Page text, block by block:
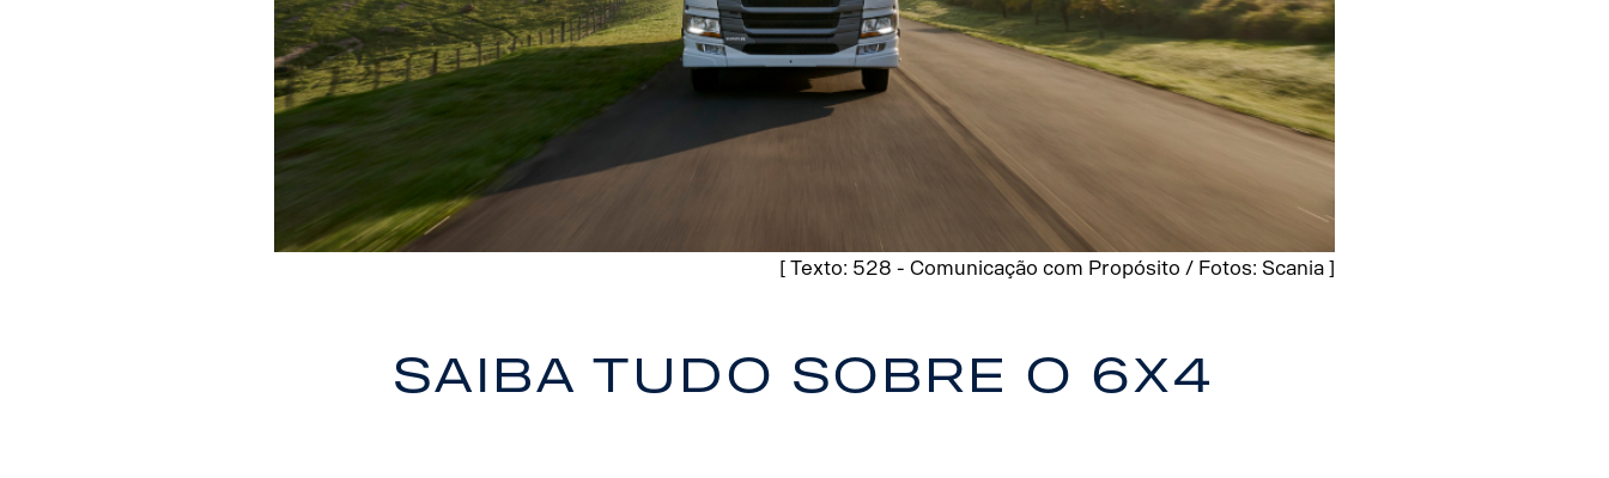
[ Texto: 528 - Comunicação com Propósito / Fotos: Scania ]
Saiba tudo sobre o 6x4